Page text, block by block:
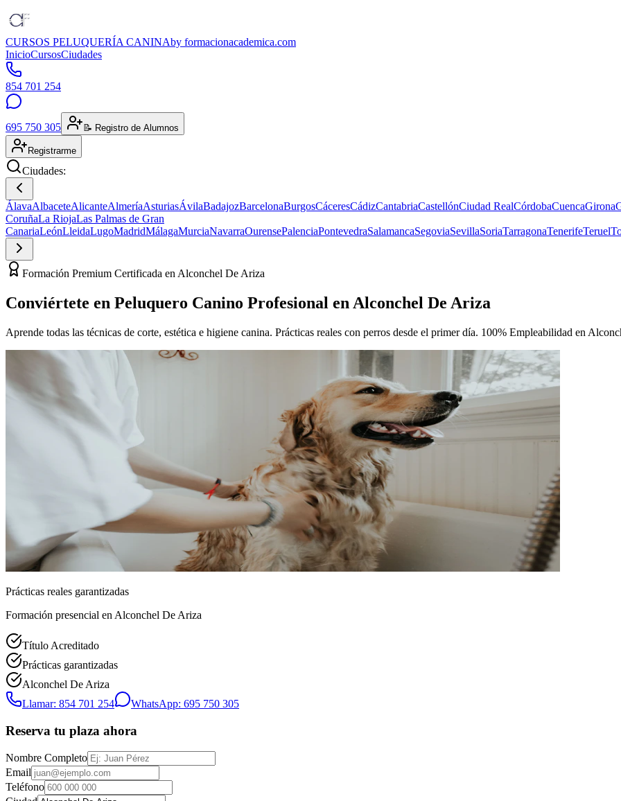
CURSOS PELUQUERÍA CANINAby formacionacademica.com
InicioCursosCiudades
854 701 254
695 750 305 📝 Registro de Alumnos
Registrarme
Ciudades:
ÁlavaAlbaceteAlicanteAlmeríaAsturiasÁvilaBadajozBarcelonaBurgosCáceresCádizCantabriaCastellónCiudad RealCórdobaCuencaGirona
CoruñaLa RiojaLas Palmas de Gran
CanariaLeónLleidaLugoMadridMálagaMurciaNavarraOurensePalenciaPontevedraSalamancaSegoviaSevillaSoriaTarragonaTenerifeTeruel
Formación Premium Certificada en Alconchel De Ariza
Conviértete en Peluquero Canino Profesional en Alconchel De Ariza
Aprende todas las técnicas de corte, estética e higiene canina. Prácticas reales con perros desde el primer día. 100% Empleabilidad en
Prácticas reales garantizadas
Formación presencial en Alconchel De Ariza
Título Acreditado
Prácticas garantizadas
Alconchel De Ariza
Llamar: 854 701 254
WhatsApp: 695 750 305
Reserva tu plaza ahora
Nombre Completo
Email
Teléfono